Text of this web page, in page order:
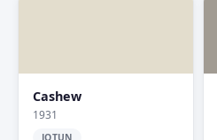
Cashew
1931
JOTUN